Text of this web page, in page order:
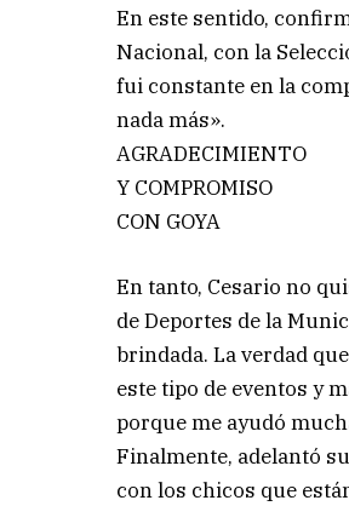
En este sentido,
Nacional, con la
fui constante en la
nada más».
AGRADECIMIENTO
Y COMPROMISO
CON GOYA
En tanto, Cesario no
de Deportes de la
brindada. La verdad
este tipo de eventos y
porque me ayudó
Finalmente, adelantó
con los chicos que